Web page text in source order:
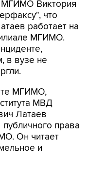
работает на
МГИМО.
в вузе не
МГИМО,
Латаев
права
Он читает
и